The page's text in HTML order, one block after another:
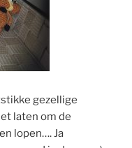
gezellige
laten om de
lopen…. Ja